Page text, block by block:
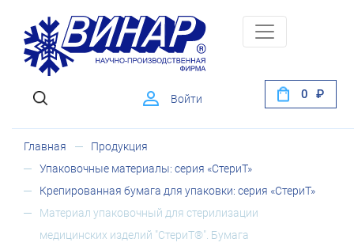
Войти 0
Главная
Продукция
Упаковочные материалы: серия «СтериТ»
Крепированная бумага для упаковки: серия «СтериТ»
Материал упаковочный для стерилизации
медицинских изделий "СтериТ®". Бумага